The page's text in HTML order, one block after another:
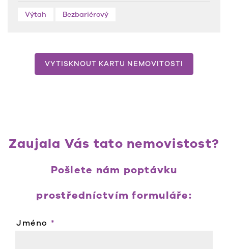
Výtah Bezbariérový
VYTISKNOUT KARTU NEMOVITOSTI
Zaujala Vás tato nemovistost?
Pošlete nám poptávku
prostředníctvím formuláře:
Jméno *